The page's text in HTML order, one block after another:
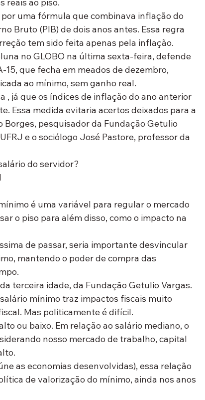
reais ao piso.
uma fórmula que combinava inflação do
Bruto (PIB) de dois anos antes. Essa regra
tem sido feita apenas pela inflação.
no GLOBO na última sexta-feira, defende
15, que fecha em meados de dezembro,
ao mínimo, sem ganho real.
já que os índices de inflação do ano anterior
Essa medida evitaria acertos deixados para a
pesquisador da Fundação Getulio
e o sociólogo José Pastore, professor da
do servidor?
é uma variável para regular o mercado
o piso para além disso, como o impacto na
de passar, seria importante desvincular
mantendo o poder de compra das
terceira idade, da Fundação Getulio Vargas.
mínimo traz impactos fiscais muito
Mas politicamente é difícil.
ou baixo. Em relação ao salário mediano, o
nosso mercado de trabalho, capital
as economias desenvolvidas), essa relação
de valorização do mínimo, ainda nos anos